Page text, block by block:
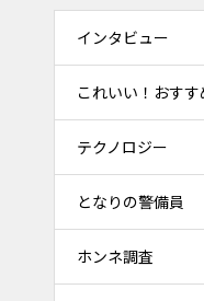
インタビュー
これいい！おす
テクノロジー
となりの警備員
ホンネ調査